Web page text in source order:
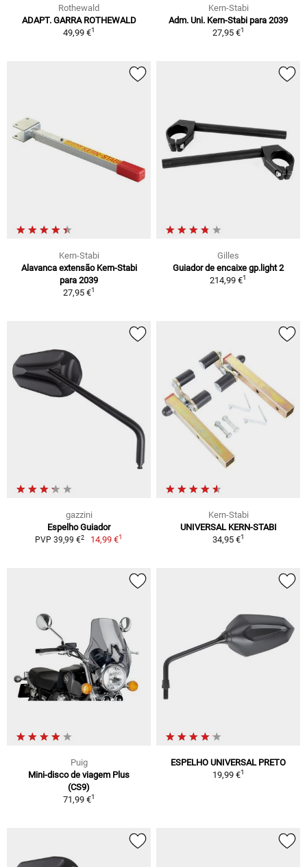
Rothewald
ADAPT. GARRA ROTHEWALD
49,99 €1
Kern-Stabi
Adm. Uni. Kern-Stabi para 2039
27,95 €1
Kern-Stabi
Alavanca extensão Kern-Stabi
para 2039
27,95 €1
Gilles
Guiador de encaixe gp.light 2
214,99 €1
gazzini
Espelho Guiador
PVP 39,99 €2 14,99 €1
Kern-Stabi
UNIVERSAL KERN-STABI
34,95 €1
Puig
Mini-disco de viagem Plus
(CS9)
71,99 €1
ESPELHO UNIVERSAL PRETO
19,99 €1